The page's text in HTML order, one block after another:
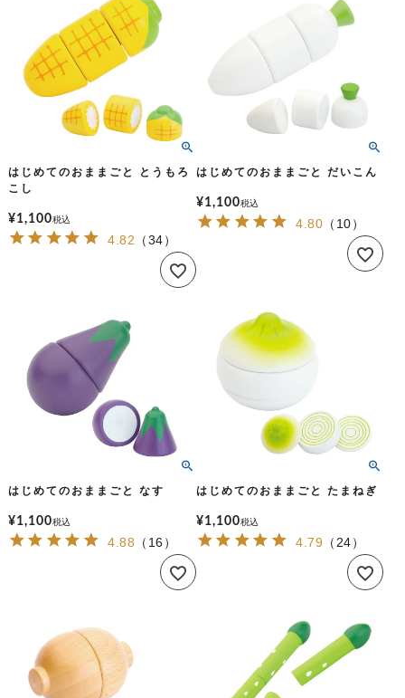
はじめてのおままごと とうもろ
こし
¥1,100税込
4.82 （34）
はじめてのおままごと だいこん
¥1,100税込
4.80 （ 10）
はじめてのおままごと なす
¥1,100税込
4.88 （ 16）
はじめてのおままごと たまねぎ
¥1,100税込
4.79 （ 24）